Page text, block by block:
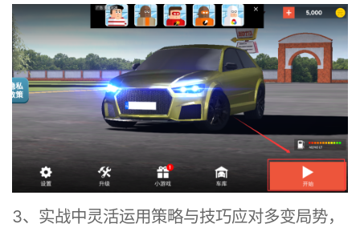
3、实战中灵活运用策略与技巧应对多变局势，